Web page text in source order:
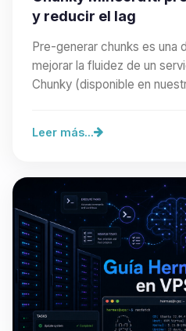
y reducir el lag
Pre-generar chunks es una
mejorar la fluidez de un
Chunky (disponible en
Leer más...